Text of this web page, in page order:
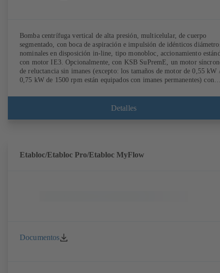
Bomba centrífuga vertical de alta presión, multicelular, de cuerpo
segmentado, con boca de aspiración e impulsión de idénticos
nominales en disposición in-line, tipo monobloc, accionamiento
con motor IE3. Opcionalmente, con KSB SuPremE, un motor
de reluctancia sin imanes (excepto: los tamaños de motor de 0,55 kW
0,75 kW de 1500 rpm están equipados con imanes permanentes) con
con sistema de regulación de velocidad de los modelos PumpDrive 2 o
PumpDrive 2 Eco de KSB sin sensores de posición del rotor. Los
Detalles
Etabloc/Etabloc Pro/Etabloc MyFlow
Documentos